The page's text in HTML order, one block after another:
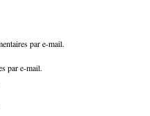
par e-mail.
par e-mail.